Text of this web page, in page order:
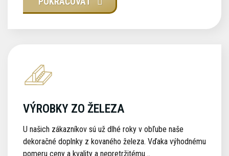
VÝROBKY ZO ŽELEZA
U našich zákazníkov sú už dlhé roky v obľube naše
dekoračné doplnky z kovaného železa. Vďaka výhodnému
pomeru ceny a kvality a nepretržitému ..